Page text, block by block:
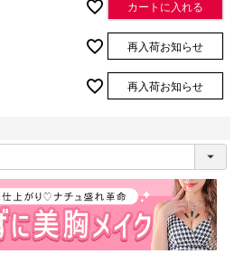
カートに入れる
再入荷お知らせ
再入荷お知らせ